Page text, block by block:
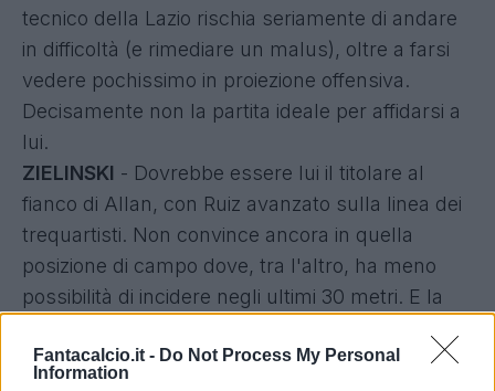
Fantacalcio.it - Do Not Process My Personal
Information
tecnico della Lazio rischia seriamente di andare
in difficoltà (e rimediare un malus), oltre a farsi
vedere pochissimo in proiezione offensiva.
Decisamente non la partita ideale per affidarsi a
lui.
ZIELINSKI - Dovrebbe essere lui il titolare al
fianco di Allan, con Ruiz avanzato sulla linea dei
trequartisti. Non convince ancora in quella
posizione di campo dove, tra l'altro, ha meno
possibilità di incidere negli ultimi 30 metri. E la
RINCON- Reduce dal dispendioso impegno